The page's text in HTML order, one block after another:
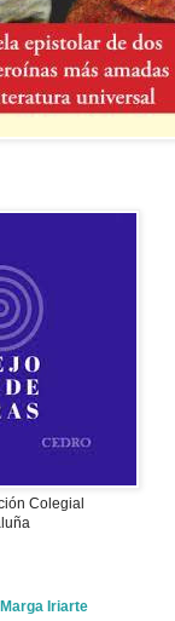
Colegial
Marga Iriarte